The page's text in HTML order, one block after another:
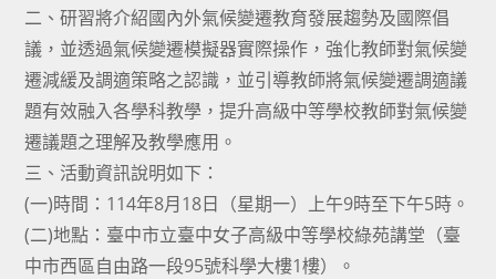
二、研習將介紹國內外氣候變遷教育發展趨勢及國際倡
議，並透過氣候變遷模擬器實際操作，強化教師對氣候變
遷減緩及調適策略之認識，並引導教師將氣候變遷調適議
題有效融入各學科教學，提升高級中等學校教師對氣候變
遷議題之理解及教學應用。
三、活動資訊說明如下：
(一)時間：114年8月18日（星期一）上午9時至下午5時。
(二)地點：臺中市立臺中女子高級中等學校綠苑講堂（臺
中市西區自由路一段95號科學大樓1樓）。